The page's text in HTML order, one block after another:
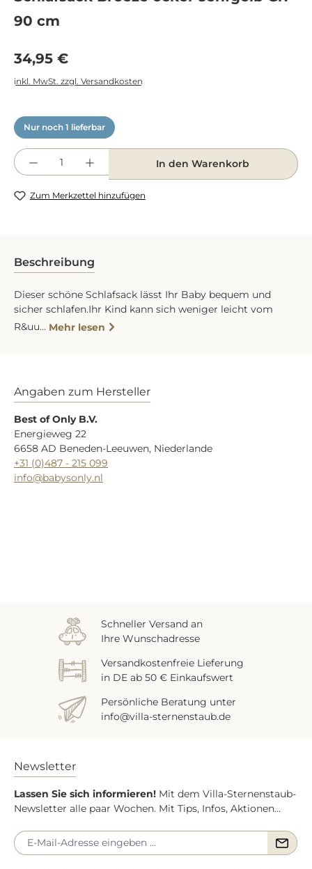
90 cm
Regulärer Preis:
34,95 €
inkl. MwSt. zzgl. Versandkosten
Nur noch 1 lieferbar
Produkt Anzahl: Gib den gewünschten
In den Warenkorb
Zum Merkzettel hinzufügen
Beschreibung
Dieser schöne Schlafsack lässt Ihr Baby bequem und
sicher schlafen.Ihr Kind kann sich weniger leicht vom
R&uu… Mehr lesen
Angaben zum Hersteller
Best of Only B.V.
Energieweg 22
6658 AD Beneden-Leeuwen, Niederlande
+31 (0)487 - 215 099
info@babysonly.nl
Schneller Versand an
Ihre Wunschadresse
Versandkostenfreie Lieferung
in DE ab 50 € Einkaufswert
Persönliche Beratung unter
info@villa-sternenstaub.de
Newsletter
Lassen Sie sich informieren! Mit dem Villa-Sternenstaub-
Newsletter alle paar Wochen. Mit Tips, Infos, Aktionen...